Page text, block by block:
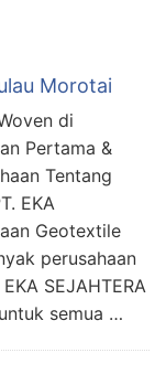
Morotai
di
Pertama &
Tentang
EKA
Geotextile
perusahaan
SEJAHTERA
semua …